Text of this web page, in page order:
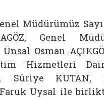
Müdürümüz
Genel
Ünsal Osman
Hizmetleri
Sûriye KUTAN,
Uysal ile